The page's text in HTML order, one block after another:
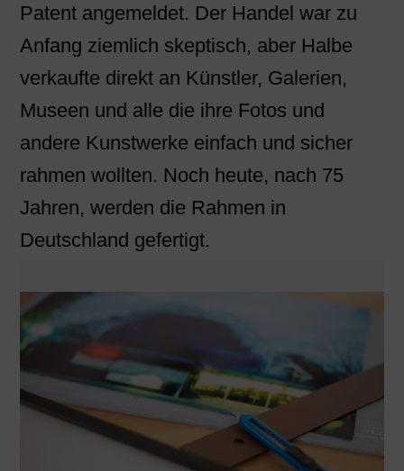
Patent angemeldet. Der Handel war zu
Anfang ziemlich skeptisch, aber Halbe
verkaufte direkt an Künstler, Galerien,
Museen und alle die ihre Fotos und
andere Kunstwerke einfach und sicher
rahmen wollten. Noch heute, nach 75
Jahren, werden die Rahmen in
Deutschland gefertigt.